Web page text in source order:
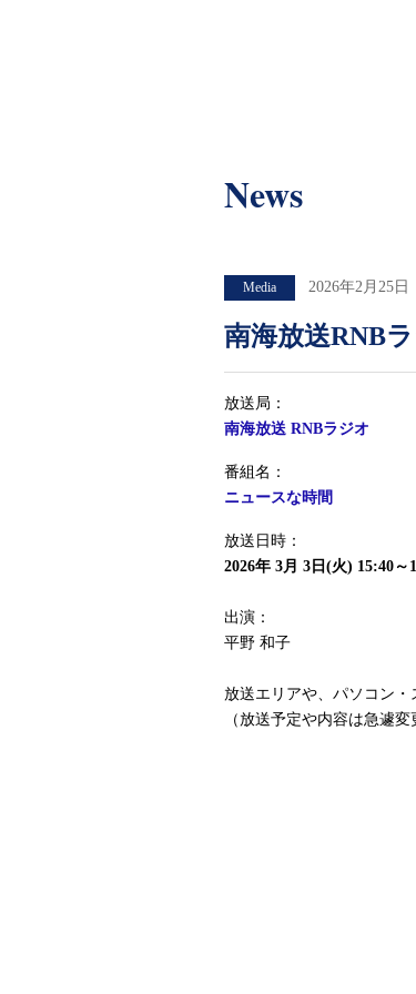
News
Media 2026年2月25日
南海放送RNB
放送局：
南海放送 RNBラジオ
番組名：
ニュースな時間
放送日時：
2026年 3月 3日(火) 15:40～
出演：
平野 和子
放送エリアや、パソコン
（放送予定や内容は急遽